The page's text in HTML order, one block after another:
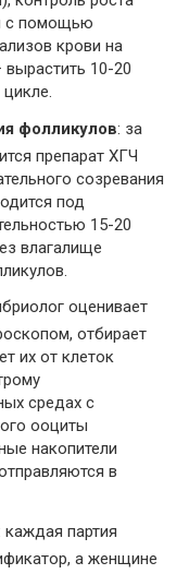
с помощью
крови на
10-20
фолликулов: за
препарат ХГЧ
созревания
под
15-20
влагалище
оценивает
отбирает
их от клеток
средах с
ооциты
накопители
в
каждая партия
а женщине